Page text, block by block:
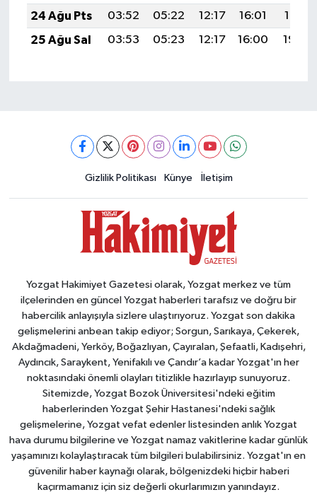
24 Ağu Pts 03:52 05:22 12:17 16:01
19:01
25 Ağu Sal
03:53 05:23 12:17 16:00 19:00
Gizlilik Politikası Künye İletişim
Yozgat Hakimiyet Gazetesi olarak, Yozgat merkez ve tüm
ilçelerinden en güncel Yozgat haberleri tarafsız ve doğru bir
habercilik anlayışıyla sizlere ulaştırıyoruz. Yozgat son dakika
gelişmelerini anbean takip ediyor; Sorgun, Sarıkaya, Çekerek,
Akdağmadeni, Yerköy, Boğazlıyan, Çayıralan, Şefaatli, Kadışehri,
Aydıncık, Saraykent, Yenifakılı ve Çandır’a kadar Yozgat'ın her
noktasındaki önemli olayları titizlikle hazırlayıp sunuyoruz.
Sitemizde, Yozgat Bozok Üniversitesi'ndeki eğitim
haberlerinden Yozgat Şehir Hastanesi'ndeki sağlık
gelişmelerine, Yozgat vefat edenler listesinden anlık Yozgat
hava durumu bilgilerine ve Yozgat namaz vakitlerine kadar günlük
yaşamınızı kolaylaştıracak tüm bilgileri bulabilirsiniz. Yozgat'ın en
güvenilir haber kaynağı olarak, bölgenizdeki hiçbir haberi
kaçırmamanız için siz değerli okurlarımızın yanındayız.